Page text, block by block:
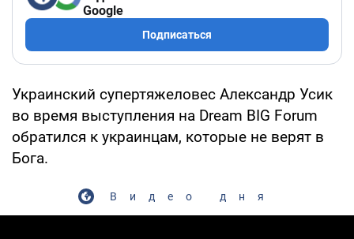
Google
Подписаться
Украинский супертяжеловес Александр Усик
во время выступления на Dream BIG Forum
обратился к украинцам, которые не верят в
Бога.
Видео дня